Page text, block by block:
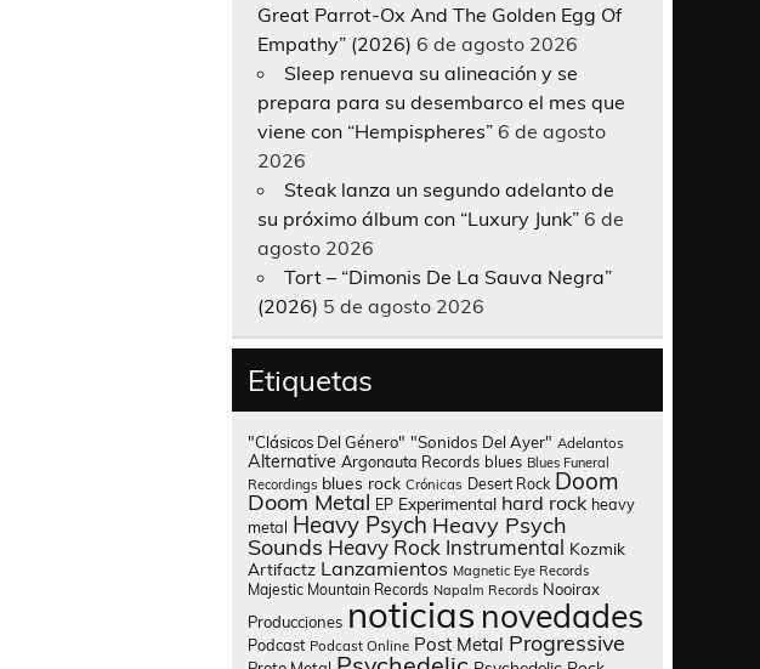
Great Parrot-Ox And The Golden Egg Of
Empathy” (2026) 6 de agosto 2026
Sleep renueva su alineación y se
prepara para su desembarco el mes que
viene con “Hempispheres” 6 de agosto
2026
Steak lanza un segundo adelanto de
su próximo álbum con “Luxury Junk” 6 de
agosto 2026
Tort – “Dimonis De La Sauva Negra”
(2026) 5 de agosto 2026
Etiquetas
"Clásicos Del Género" "Sonidos Del Ayer" Adelantos
Alternative Argonauta Records blues Blues Funeral
Recordings blues rock Crónicas Desert Rock Doom
Doom Metal EP Experimental hard rock heavy
metal Heavy Psych Heavy Psych
Sounds Heavy Rock Instrumental Kozmik
Artifactz Lanzamientos Magnetic Eye Records
Majestic Mountain Records Napalm Records Nooirax
Producciones noticias novedades
Podcast Podcast Online Post Metal Progressive